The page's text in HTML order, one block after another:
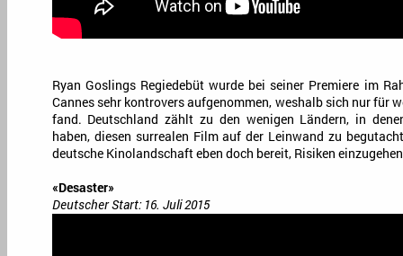
Ryan Goslings Regiedebüt wurde bei seiner Premiere im
Cannes sehr kontrovers aufgenommen, weshalb sich nur für
fand. Deutschland zählt zu den wenigen Ländern, in
haben, diesen surrealen Film auf der Leinwand zu
deutsche Kinolandschaft eben doch bereit, Risiken
«Desaster»
Deutscher Start: 16. Juli 2015